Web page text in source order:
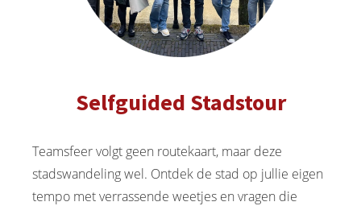
Selfguided Stadstour
Teamsfeer volgt geen routekaart, maar deze
stadswandeling wel. Ontdek de stad op jullie eigen
tempo met verrassende weetjes en vragen die